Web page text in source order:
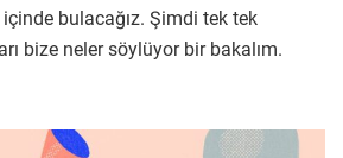
bulacağız. Şimdi tek tek
bize neler söylüyor bir bakalım.